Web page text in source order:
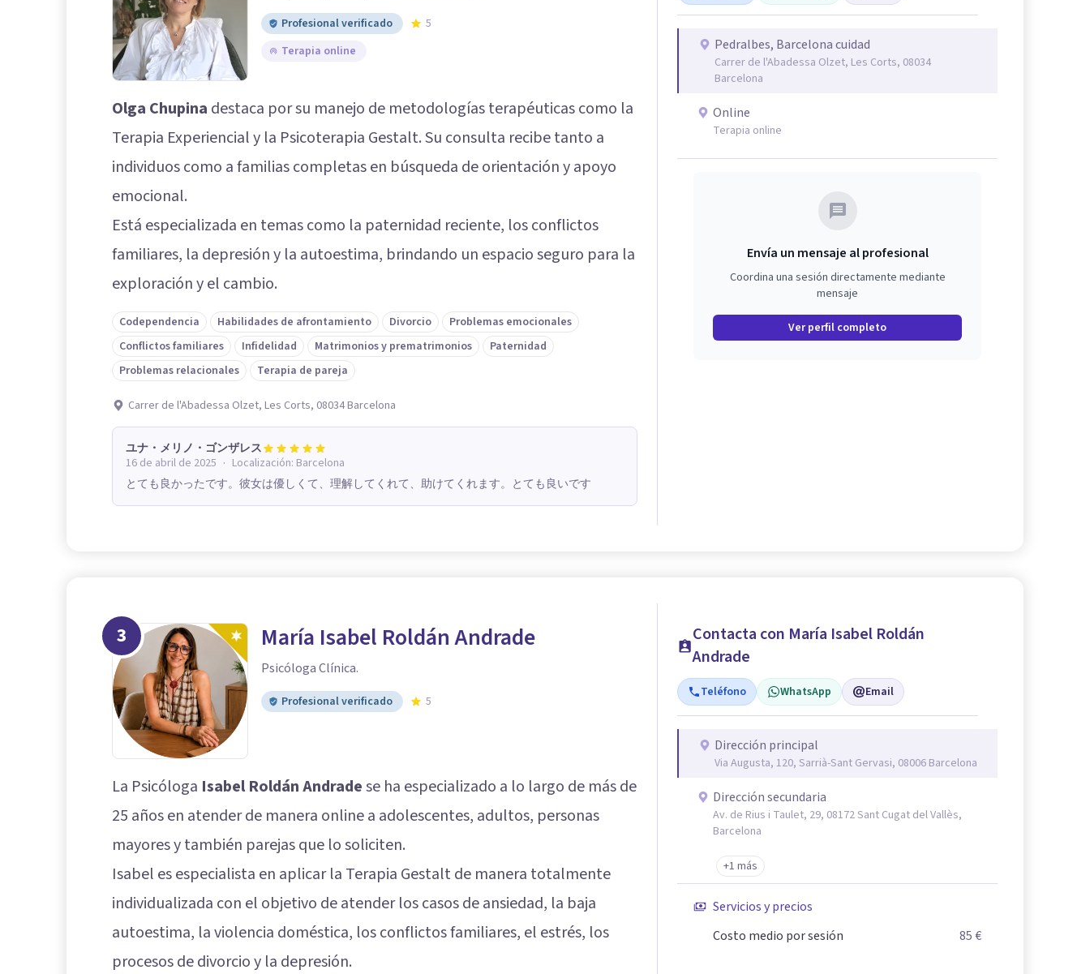
Profesional verificado
5
Terapia online
Olga Chupina destaca por su manejo de metodologías terapéuticas como la
Terapia Experiencial y la Psicoterapia Gestalt. Su consulta recibe tanto a
individuos como a familias completas en búsqueda de orientación y apoyo
emocional.
Está especializada en temas como la paternidad reciente, los conflictos
familiares, la depresión y la autoestima, brindando un espacio seguro para la
exploración y el cambio.
Codependencia Habilidades de afrontamiento Divorcio
Problemas emocionales
Conflictos familiares
Infidelidad Matrimonios y prematrimonios
Paternidad
Problemas relacionales
Terapia de pareja
Carrer de l'Abadessa Olzet, Les Corts, 08034 Barcelona
ユナ・メリノ・ゴンザレス
16 de abril de 2025 · Localización: Barcelona
とても良かったです。彼女は優しくて、理解してくれて、助けてくれます。とても良いです
Pedralbes, Barcelona cuidad
Carrer de l'Abadessa Olzet, Les Corts, 08034
Barcelona
Online
Terapia online
Envía un mensaje al profesional
Coordina una sesión directamente mediante
mensaje
Ver perfil completo
3 María Isabel Roldán Andrade
Psicóloga Clínica.
Profesional verificado 5
La Psicóloga Isabel Roldán Andradese ha especializado a lo largo de más de
25 años en atender de manera online a adolescentes, adultos, personas
mayores y también parejas que lo soliciten.
Isabel es especialista en aplicar la Terapia Gestalt de manera totalmente
individualizada con el objetivo de atender los casos de ansiedad, la baja
autoestima, la violencia doméstica, los conflictos familiares, el estrés, los
procesos de divorcio y la depresión.
Contacta con María Isabel Roldán
Andrade
Teléfono WhatsApp Email
Dirección principal
Via Augusta, 120, Sarrià-Sant Gervasi, 08006 Barcelona
Dirección secundaria
Av. de Rius i Taulet, 29, 08172 Sant Cugat del Vallès,
Barcelona
+1 más
Servicios y precios
Costo medio por sesión
85 €